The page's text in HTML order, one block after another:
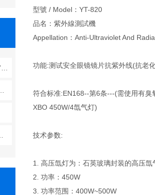
雾度仪——透视材料“朦胧美”背后的光学密码
型號 / Model：YT-820
品名：紫外線測試機
Appellation：Anti-Ultraviolet And
功能:测试安全眼镜镜片抗紫外线(抗老
符合标准:EN168--第6条---(需使用有臭
XBO 450W/4氙气灯)
技术参数:
1. 高压氙灯为：石英玻璃封装的高压
2. 功率：450W
3. 功率范围：400W~500W